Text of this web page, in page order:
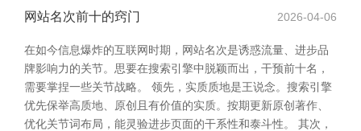
网站名次前十的窍门 2026-04-06
在如今信息爆炸的互联网时期，网站名次是诱惑流量、进步品
牌影响力的关节。思要在搜索引擎中脱颖而出，干预前十名，
需要掌捏一些关节战略。 领先，实质质地是王说念。搜索引擎
优先保举高质地、原创且有价值的实质。按期更新原创著作、
优化关节词布局，能灵验进步页面的干系性和泰斗性。 其次，